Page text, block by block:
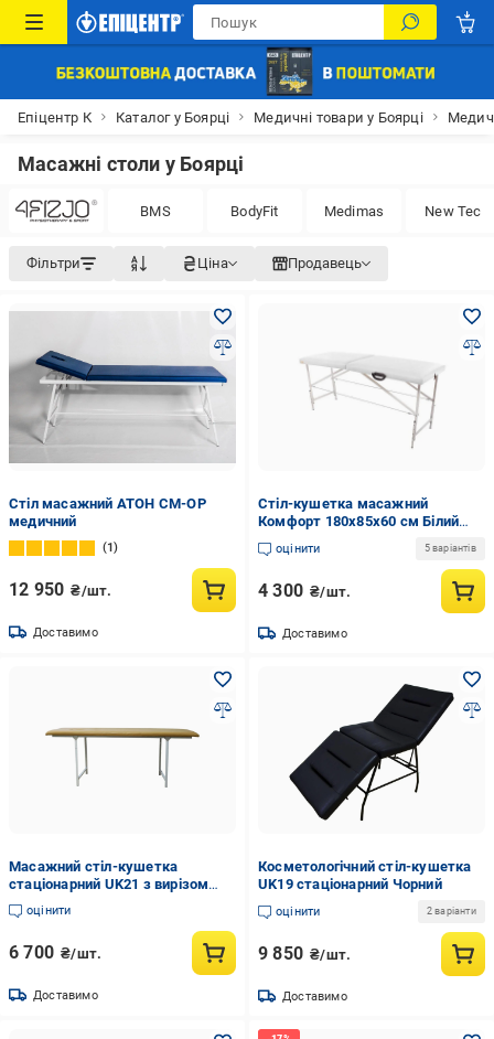
Епіцентр К Каталог у Боярці Медичні товари у Боярці
Масажні столи у Боярці
BMS BodyFit Medimas New Tec
Фільтри Ціна Продавець
Стіл масажний АТОН СМ-ОР
медичний
1
12 950 ₴/шт.
Доставимо
Стіл-кушетка масажний
Комфорт 180х85х60 см Білий
(8071961)
оцінити 5 варіантів
4 300 ₴/шт.
Доставимо
Масажний стіл-кушетка
стаціонарний UK21 з вирізом
для обличчя
оцінити
6 700 ₴/шт.
Доставимо
Косметологічний стіл-кушетка
UK19 стаціонарний Чорний
оцінити 2 варіанти
9 850 ₴/шт.
Доставимо